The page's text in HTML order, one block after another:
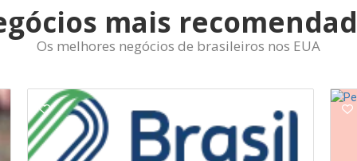
mais
Os melhores negócios de brasileiros nos EUA